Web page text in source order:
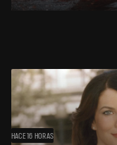
HACE 16 HORAS